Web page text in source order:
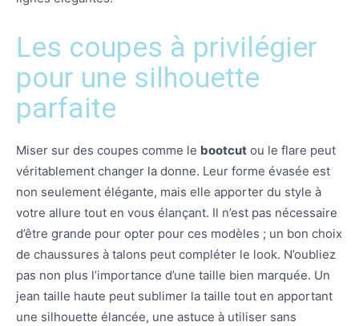
Les coupes à privilégier
pour une silhouette
parfaite
Miser sur des coupes comme le bootcut ou le flare peut
véritablement changer la donne. Leur forme évasée est
non seulement élégante, mais elle apporter du style à
votre allure tout en vous élançant. Il n’est pas nécessaire
d’être grande pour opter pour ces modèles ; un bon choix
de chaussures à talons peut compléter le look. N’oubliez
pas non plus l’importance d’une taille bien marquée. Un
jean taille haute peut sublimer la taille tout en apportant
une silhouette élancée, une astuce à utiliser sans